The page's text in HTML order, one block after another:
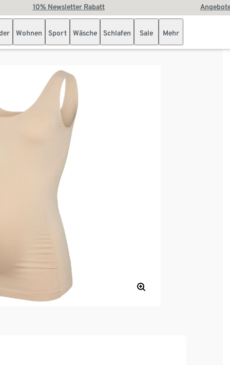
10% Newsletter Rabatt
Wohnen Sport Wäsche Schlafen Sale Mehr